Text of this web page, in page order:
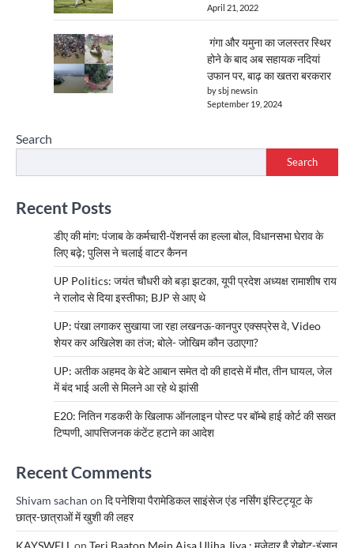
April 21, 2022
गंगा और यमुना का जलस्तर स्थिर
होने के बाद अब सहायक नदियां
उफान पर, बाढ़ का खतरा बरकरार
by sbj newsin
September 19, 2024
Search
Search
Recent Posts
डीए की मांग: पंजाब के कर्मचारी-पेंशनर्स का हल्ला बोल, विधानसभा घेराव के
लिए बढ़े; पुलिस ने चलाई वाटर कैनन
UP Politics: जयंत चौधरी को बड़ा झटका, यूपी प्रदेश अध्यक्ष रामाशीष राय
ने रालोद से दिया इस्तीफा; BJP से आए थे
UP: पंखा लगाकर सुखाया जा रहा लखनऊ-कानपुर एक्सप्रेस वे, Video
शेयर कर अखिलेश का तंज; बोले- जोखिम कौन उठाएगा?
UP: अतीक अहमद के बेटे आबान समेत दो की हादसे में मौत, तीन घायल, जेल
में बंद भाई अली से मिलने आ रहे थे झांसी
E20: नितिन गडकरी के खिलाफ ऑनलाइन पोस्ट पर बॉम्बे हाई कोर्ट की सख्त
टिप्पणी, आपत्तिजनक कंटेंट हटाने का आदेश
Recent Comments
Shivam sachan on दि पनेशिया पैरामेडिकल साइंसेज एंड नर्सिंग इंस्टिट्यूट के
छात्र-छात्राओं में खुशी की लहर
KAYSWELL on Teri Baaton Mein Aisa Uljha Jiya : मजेदार है रोबोट-इंसान